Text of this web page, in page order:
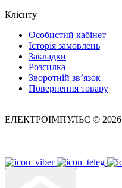
Клієнту
Особистий кабінет
Історія замовлень
Закладки
Розсилка
Зворотній зв’язок
Повернення товару
ЕЛЕКТРОІМПУЛЬС © 2026